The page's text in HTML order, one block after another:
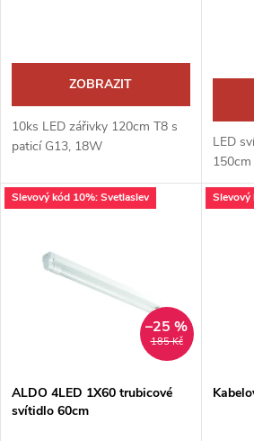
u
k
t
o
d
u
k
ZOBRAZIT
10ks LED zářivky 120cm T8 s
paticí G13, 18W
LED
150cm
Slevový kód 10%: Svetlaslev
185 Kč
–25 %
ALDO 4LED 1X60 trubicové
svítidlo 60cm
Slevový